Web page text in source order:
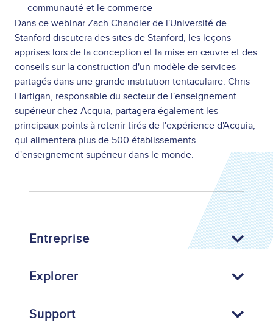
communauté et le commerce
Dans ce webinar Zach Chandler de l'Université de
Stanford discutera des sites de Stanford, les leçons
apprises lors de la conception et la mise en œuvre et des
conseils sur la construction d'un modèle de services
partagés dans une grande institution tentaculaire. Chris
Hartigan, responsable du secteur de l'enseignement
supérieur chez Acquia, partagera également les
principaux points à retenir tirés de l'expérience d'Acquia,
qui alimentera plus de 500 établissements
d'enseignement supérieur dans le monde.
Entreprise
Explorer
Support